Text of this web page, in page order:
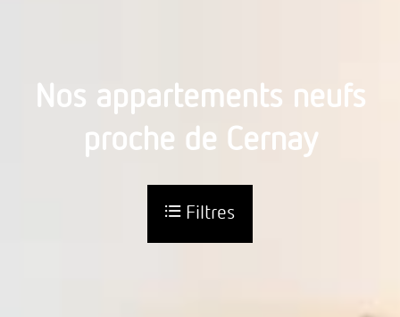
Nos appartements neufs
proche de Cernay
Filtres